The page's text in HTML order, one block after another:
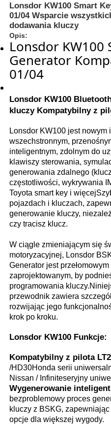
Lonsdor KW100 Smart
01/04 Wsparcie
dodawania kluczy
Opis:
Lonsdor KW100
Generator
01/04
Lonsdor KW100
kluczy Kompatybilny z
Lonsdor KW100 jest nowym
wszechstronnym,
inteligentnym, zdolnym do
klawiszy sterowania,
generowania zdalnego
częstotliwości, wykrywania
Toyota smart key i
pojazdach i kluczach,
generowanie kluczy,
czy tracisz klucz.
W ciągle zmieniającym się
motoryzacyjnej, Lonsdor
Generator jest
zaprojektowanym, by
programowania
przewodnik zawiera
rozwijając jego
krok po kroku.
Lonsdor KW100 Funkcje:
Kompatybilny z pilota
/HD30Honda serii
Nissan / Infiniteseryjny
Wygenerowanie
bezproblemowy proces
kluczy z BSKG,
opcje dla większej wygody.